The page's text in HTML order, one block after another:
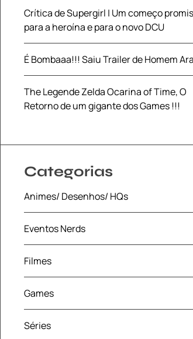
Crítica de Supergirl | Um começo
para a heroína e para o novo DCU
É Bombaaa!!! Saiu Trailer de Homem
The Legende Zelda Ocarina of Time, O
Retorno de um gigante dos Games !!!
Categorias
Animes/ Desenhos/ HQs
Eventos Nerds
Filmes
Games
Séries